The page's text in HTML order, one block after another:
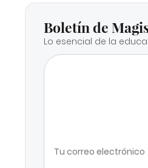
Boletín de
Lo esencial de la